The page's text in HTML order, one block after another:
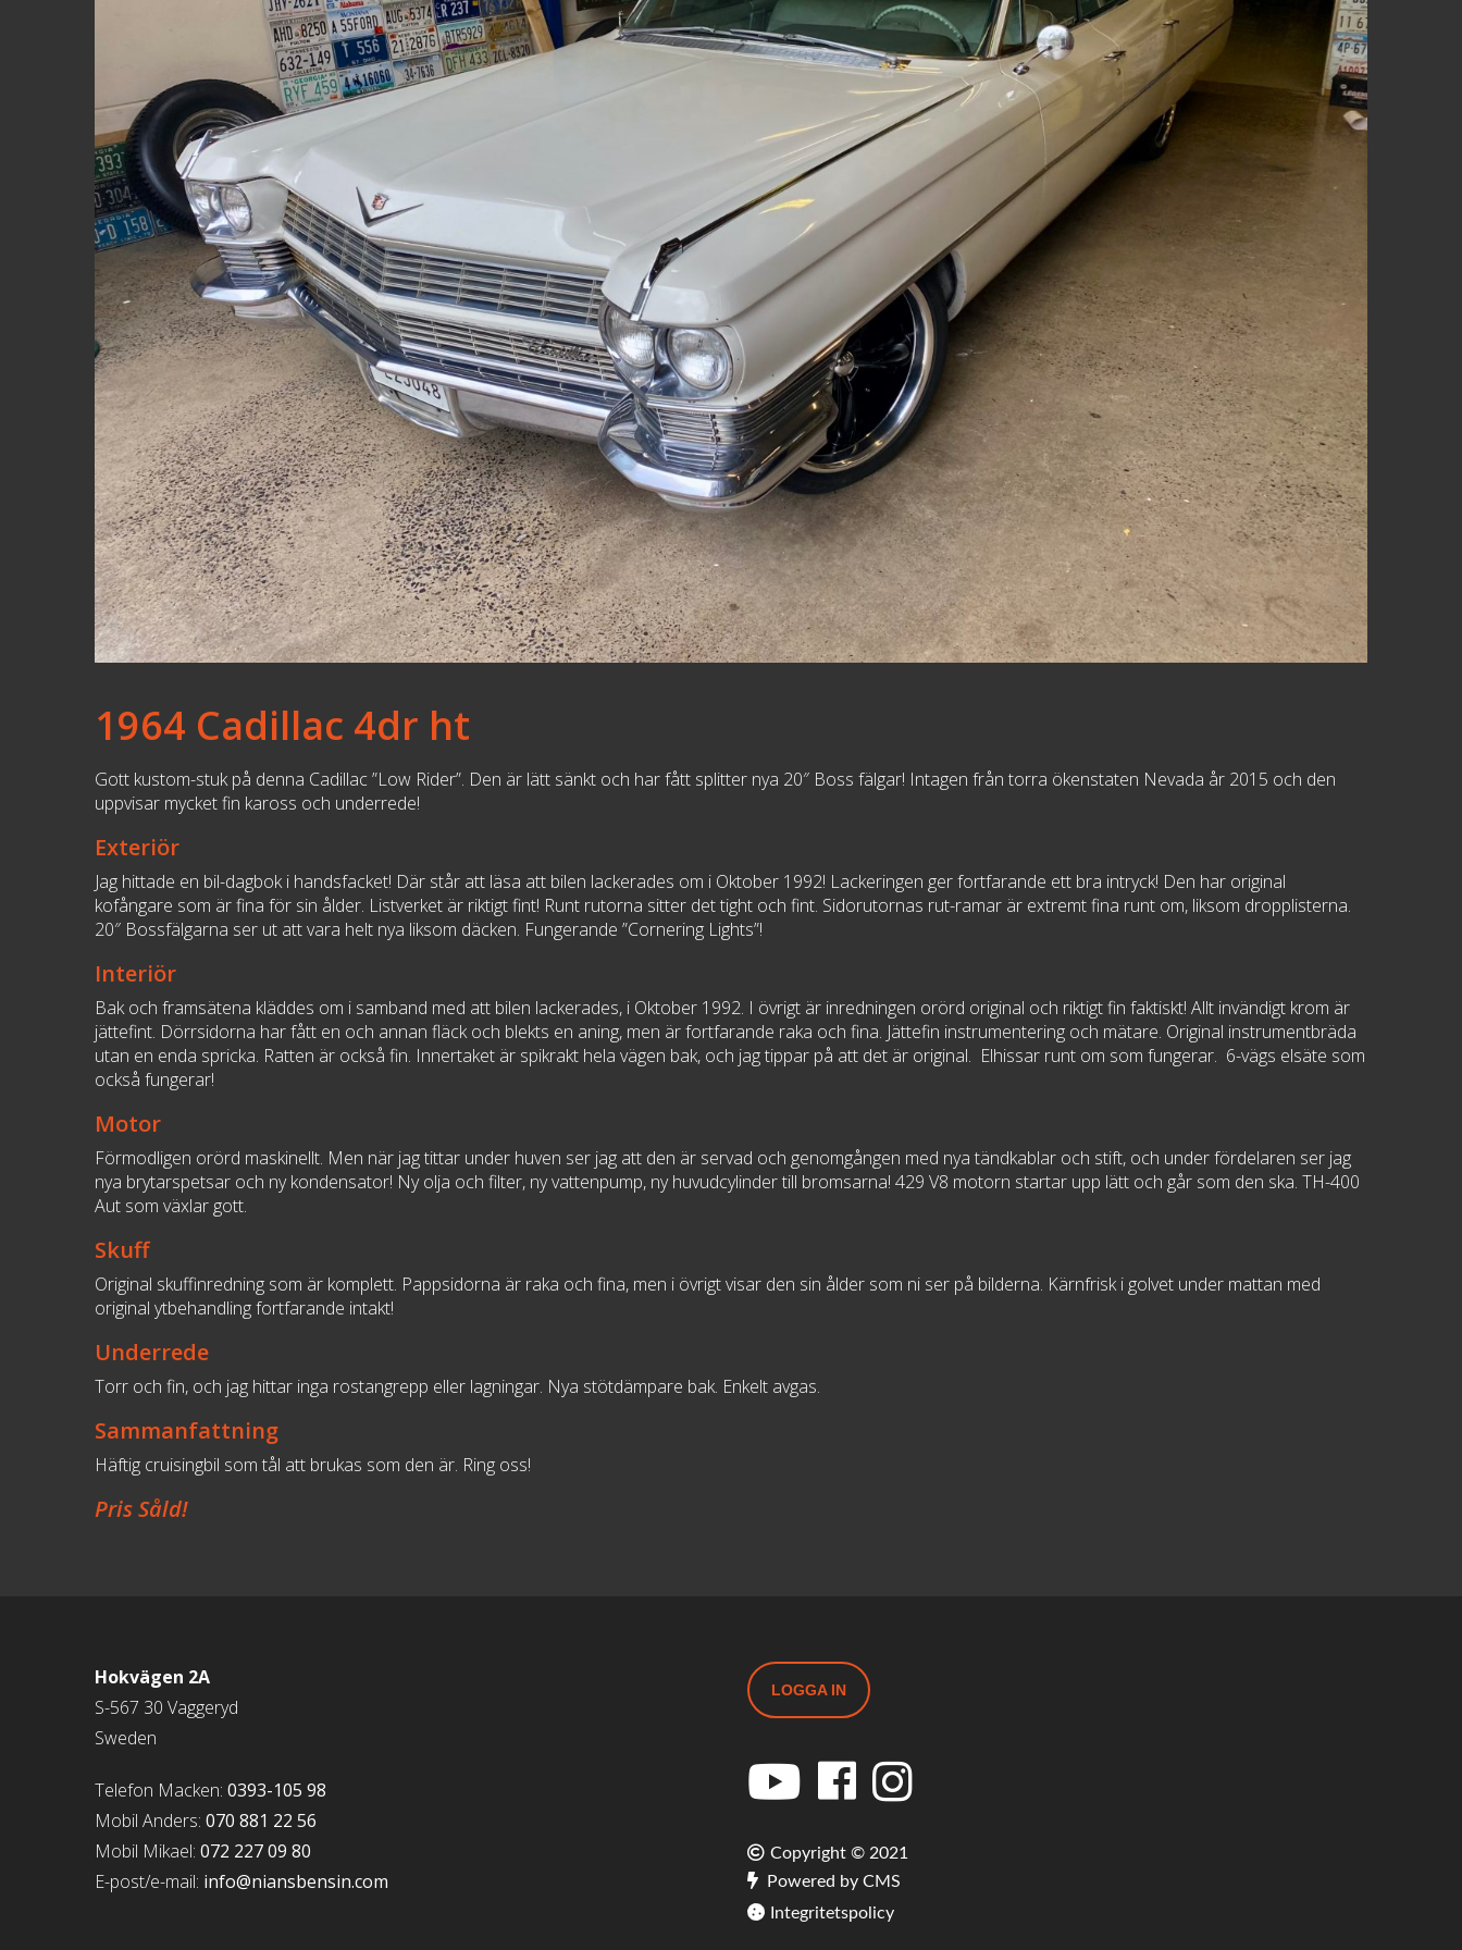
1964 Cadillac 4dr ht
Gott kustom-stuk på denna Cadillac ”Low Rider”. Den är lätt sänkt och har fått splitter nya 20″ Boss fälgar! Intagen från torra ökenstaten Nevada år 2015 och den
uppvisar mycket fin kaross och underrede!
Exteriör
Jag hittade en bil-dagbok i handsfacket! Där står att läsa att bilen lackerades om i Oktober 1992! Lackeringen ger fortfarande ett bra intryck! Den har original
kofångare som är fina för sin ålder. Listverket är riktigt fint! Runt rutorna sitter det tight och fint. Sidorutornas rut-ramar är extremt fina runt om, liksom dropplisterna.
20″ Bossfälgarna ser ut att vara helt nya liksom däcken. Fungerande ”Cornering Lights”!
Interiör
Bak och framsätena kläddes om i samband med att bilen lackerades, i Oktober 1992. I övrigt är inredningen orörd original och riktigt fin faktiskt! Allt invändigt krom är
jättefint. Dörrsidorna har fått en och annan fläck och blekts en aning, men är fortfarande raka och fina. Jättefin instrumentering och mätare. Original instrumentbräda
utan en enda spricka. Ratten är också fin. Innertaket är spikrakt hela vägen bak, och jag tippar på att det är original. Elhissar runt om som fungerar. 6-vägs elsäte som
också fungerar!
Motor
Förmodligen orörd maskinellt. Men när jag tittar under huven ser jag att den är servad och genomgången med nya tändkablar och stift, och under fördelaren ser jag
nya brytarspetsar och ny kondensator! Ny olja och filter, ny vattenpump, ny huvudcylinder till bromsarna! 429 V8 motorn startar upp lätt och går som den ska. TH-400
Aut som växlar gott.
Skuff
Original skuffinredning som är komplett. Pappsidorna är raka och fina, men i övrigt visar den sin ålder som ni ser på bilderna. Kärnfrisk i golvet under mattan med
original ytbehandling fortfarande intakt!
Underrede
Torr och fin, och jag hittar inga rostangrepp eller lagningar. Nya stötdämpare bak. Enkelt avgas.
Sammanfattning
Häftig cruisingbil som tål att brukas som den är. Ring oss!
Pris Såld!
Hokvägen 2A
S-567 30 Vaggeryd
Sweden
Telefon Macken: 0393-105 98
Mobil Anders: 070 881 22 56
Mobil Mikael: 072 227 09 80
E-post/e-mail: info@niansbensin.com
LOGGA IN
Copyright © 2021
Powered by CMS
Integritetspolicy